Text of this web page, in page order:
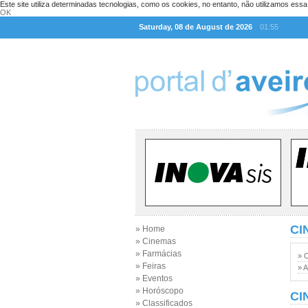
Este site utiliza determinadas tecnologias, como os cookies, no entanto, não utilizamos
OK
Saturday, 08 de August de 2026
01:55
» Home
» Cinemas
» Farmácias
» Feiras
» Eventos
» Horóscopo
» Classificados
»
»